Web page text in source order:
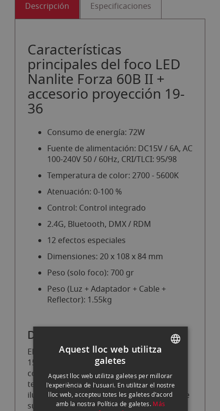
Descripción Especificaciones
Características
principales del foco LED
Nanlite Forza 60B II +
accesorio proyección 19-
36
Consumo de energía: 72W
Fuente de alimentación: DC15V / 6A, AC
100-240V 50 / 60Hz, CRI/TLCI: 95/98
Temperatura de color: 2700 - 5600K
Atenuación: 0-100 %
Control: Control integrado
2.4G, Bluetooth, DMX / RDM
12 efectos especiales
Dimensiones: 20 x 108 x 84 mm
Peso (solo foco): 700 gr
Peso (Luz + Adaptador + Cable +
Reflector): 1.55kg
Descripción general
El proyector LED PJFMM19 Forza 60 / 60B /
150 de Nanlite es un accesorio ideal para
controlar la salida de luz para efectos
teatrales, iluminación del cabello e
iluminación selectiva de sujetos, a través de
sus lentes no curvas que eliminan la
ENGLISH
CATALAN
Aquest lloc web utilitza
galetes
Aquest lloc web utilitza galetes per millorar
l'experiència de l'usuari. En utilitzar el nostre
lloc web, accepteu totes les galetes d’acord
amb la nostra Política de galetes. Más